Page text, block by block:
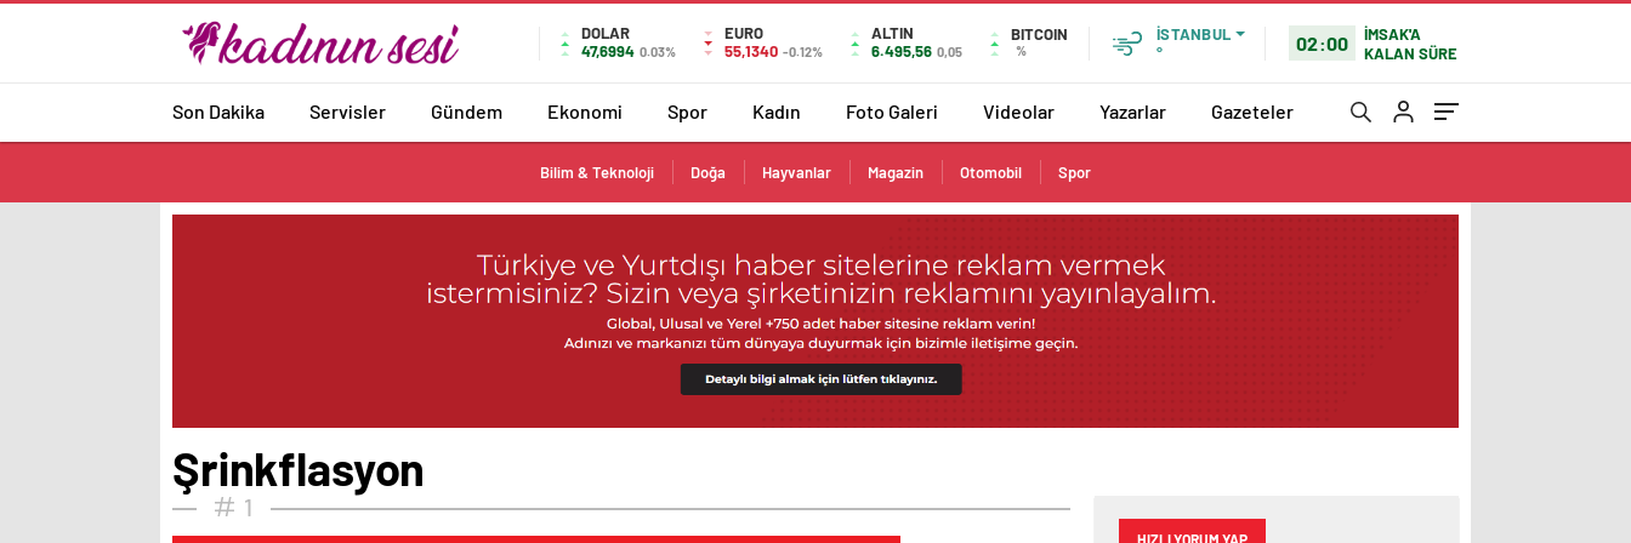
DOLAR
47,6994 0.03%
EURO
55,1340 -0.12%
ALTIN
6.495,56 0,05
BITCOIN
%
İSTANBUL
°
02:00
İMSAK'A
KALAN SÜRE
Son Dakika Servisler Gündem Ekonomi Spor Kadın Foto Galeri Videolar Yazarlar Gazeteler
Bilim & Teknoloji Doğa Hayvanlar Magazin Otomobil Spor
Şrinkflasyon
1